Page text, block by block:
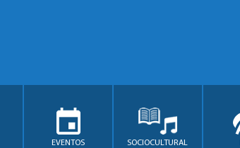
EVENTOS SOCIOCULTURAL